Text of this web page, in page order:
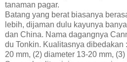
tanaman pagar.
Batang yang berat biasanya
lebih, dijaman dulu kayunya
dan China. Nama dagangnya
du Tonkin. Kualitasnya dibedakan
20 mm, (2) diameter 13-20 mm,